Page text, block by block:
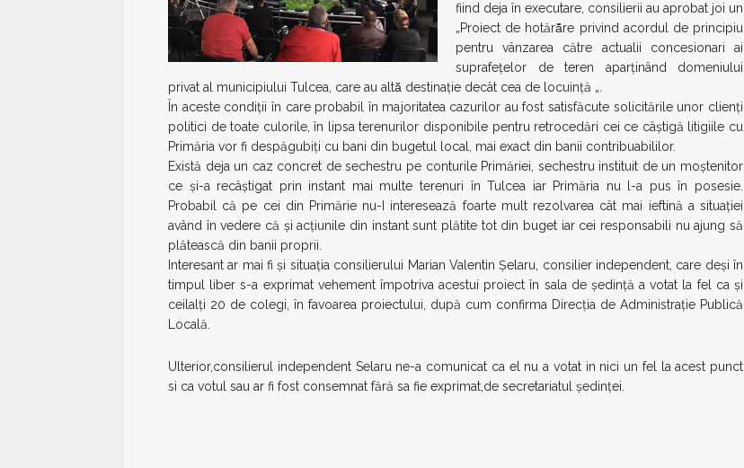
fiind deja în executare, consilierii au aprobat joi un
„Proiect de hotără̂re privind acordul de principiu
pentru vânzarea către actualii concesionari ai
suprafeţelor de teren aparţinând domeniului
privat al municipiului Tulcea, care au altă̆ destinaţie decât cea de locuinţă „.
În aceste condiţii în care probabil în majoritatea cazurilor au fost satisfăcute solicitările unor clienţi
politici de toate culorile, în lipsa terenurilor disponibile pentru retrocedări cei ce câştigă litigiile cu
Primăria vor fi despăgubiţi cu bani din bugetul local, mai exact din banii contribuabililor.
Există deja un caz concret de sechestru pe conturile Primăriei, sechestru instituit de un moştenitor
ce şi-a recâştigat prin instant mai multe terenuri în Tulcea iar Primăria nu l-a pus în posesie.
Probabil că pe cei din Primărie nu-I interesează foarte mult rezolvarea cât mai ieftină a situaţiei
având în vedere că şi acţiunile din instant sunt plătite tot din buget iar cei responsabili nu ajung să
plătească din banii proprii.
Interesant ar mai fi şi situaţia consilierului Marian Valentin Şelaru, consilier independent, care deşi în
timpul liber s-a exprimat vehement împotriva acestui proiect în sala de şedinţă a votat la fel ca şi
ceilalţi 20 de colegi, în favoarea proiectului, după cum confirma Direcţia de Administraţie Publică
Locală.
Ulterior,consilierul independent Selaru ne-a comunicat ca el nu a votat in nici un fel la acest punct
si ca votul sau ar fi fost consemnat fără sa fie exprimat,de secretariatul ședinței.